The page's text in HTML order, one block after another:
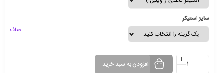
سایز استیکر
صاف
افزودن به سبد خرید